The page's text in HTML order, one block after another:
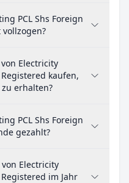
PCL Shs Foreign
Electricity
kaufen,
erhalten?
PCL Shs Foreign
gezahlt?
Electricity
im Jahr